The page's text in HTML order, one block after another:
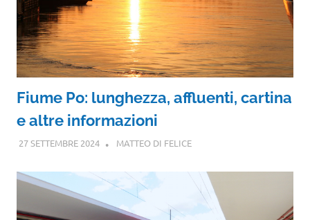
Fiume Po: lunghezza, affluenti, cartina
e altre informazioni
27 SETTEMBRE 2024 MATTEO DI FELICE